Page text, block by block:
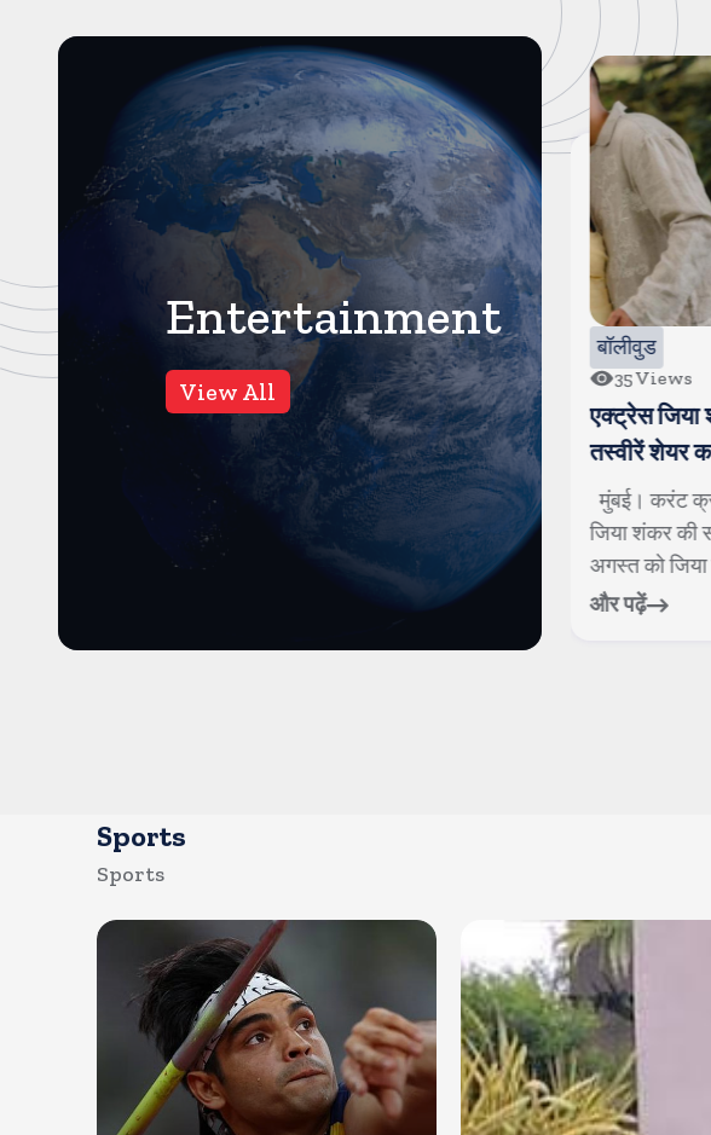
Entertainment
View All
बॉलीवुड
11 Views
प्रदीप रावत के बेटे ने बताया दर्द,
कहा-पापा की बीमारी ठीक होने के
बजाय बढ़ती गई
मुंबई। करंट क्राइम। गजनी फेम
एक्टर प्रदीप रावत अब हमारे बीच नहीं
रहे। 74 साल की उम्र में वो क...
बॉलीवुड
35Views
एक्ट्रेस जिया
तस्वीरें शेयर
मुंबई। करंट
जिया शंकर की
अगस्त को जिया
और पढ़ें
Sports
Sports